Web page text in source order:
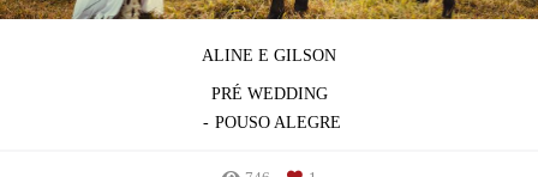
ALINE E GILSON
PRÉ WEDDING
POUSO ALEGRE